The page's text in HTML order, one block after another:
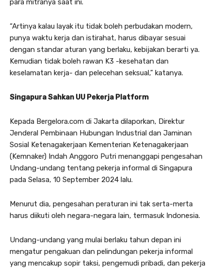
para mitranya saat ini.
“Artinya kalau layak itu tidak boleh perbudakan modern,
punya waktu kerja dan istirahat, harus dibayar sesuai
dengan standar aturan yang berlaku, kebijakan berarti ya.
Kemudian tidak boleh rawan K3 -kesehatan dan
keselamatan kerja- dan pelecehan seksual,” katanya.
Singapura Sahkan UU Pekerja Platform
Kepada Bergelora.com di Jakarta dilaporkan, Direktur
Jenderal Pembinaan Hubungan Industrial dan Jaminan
Sosial Ketenagakerjaan Kementerian Ketenagakerjaan
(Kemnaker) Indah Anggoro Putri menanggapi pengesahan
Undang-undang tentang pekerja informal di Singapura
pada Selasa, 10 September 2024 lalu.
Menurut dia, pengesahan peraturan ini tak serta-merta
harus diikuti oleh negara-negara lain, termasuk Indonesia.
Undang-undang yang mulai berlaku tahun depan ini
mengatur pengakuan dan pelindungan pekerja informal
yang mencakup sopir taksi, pengemudi pribadi, dan pekerja